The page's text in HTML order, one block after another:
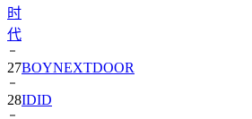
时
代
27BOYNEXTDOOR
28IDID